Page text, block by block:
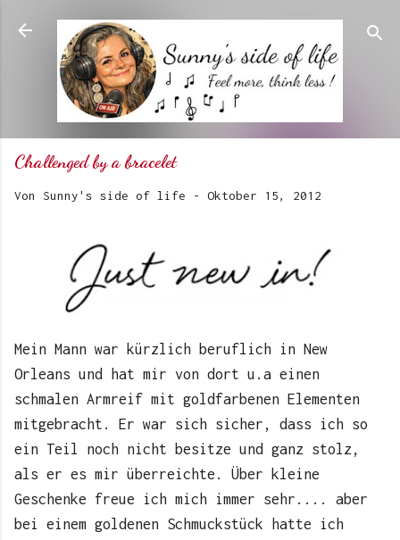
Direkt zum Hauptbereich
Challenged by a bracelet
Von Sunny's side of life - Oktober 15, 2012
Mein Mann war kürzlich beruflich in New
Orleans und hat mir von dort u.a einen
schmalen Armreif mit goldfarbenen Elementen
mitgebracht. Er war sich sicher, dass ich so
ein Teil noch nicht besitze und ganz stolz,
als er es mir überreichte. Über kleine
Geschenke freue ich mich immer sehr.... aber
bei einem goldenen Schmuckstück hatte ich